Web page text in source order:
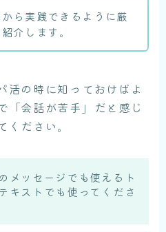
ら実践できるように厳
介します。
活の時に知っておけばよ
「会話が苦手」だと感じ
ださい。
メッセージでも使えるト
キストでも使ってくださ